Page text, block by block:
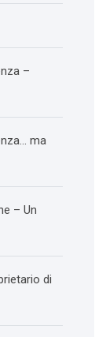
–
ma
– Un
di